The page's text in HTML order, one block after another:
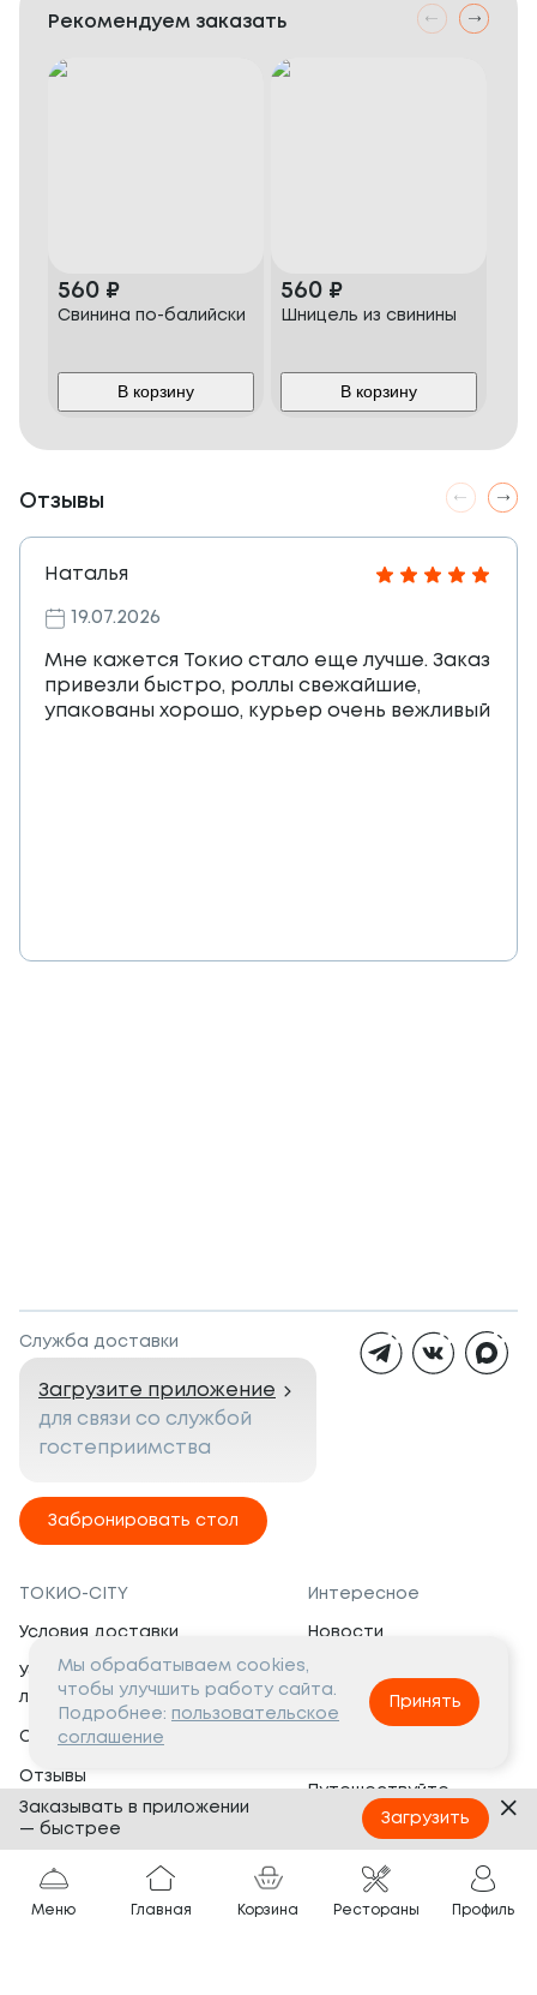
Рекомендуем заказать
560 ₽
Свинина по-балийски
В корзину
560 ₽
Шницель из свинины
В корзину
Отзывы
Наталья
19.07.2026
Мне кажется Токио стало еще лучше. Заказ
привезли быстро, роллы свежайшие,
упакованы хорошо, курьер очень вежливый
Служба доставки
Загрузите приложение
для связи со службой
гостеприимства
Забронировать стол
ТОКИО-CITY
Условия доставки
Условия программы
лояльности
Сертификаты
Отзывы
Банкеты
Вопросы и ответы
Интересное
Новости
Вакансии
Социальная жизнь
Путешествуйте
с ТОКИО-CITY
Партнёрам
Франшиза
Меню Главная Корзина Рестораны Профиль
Мы обрабатываем cookies,
чтобы улучшить работу сайта.
Подробнее: пользовательское
соглашение
Принять
Заказывать в приложении
— быстрее
Загрузить